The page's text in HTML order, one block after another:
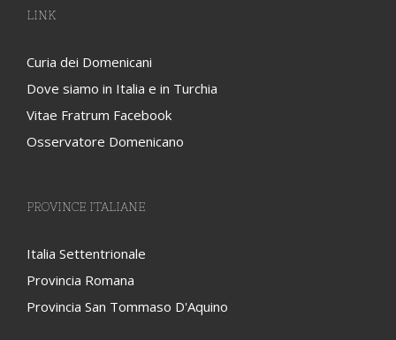
LINK
Curia dei Domenicani
Dove siamo in Italia e in Turchia
Vitae Fratrum Facebook
Osservatore Domenicano
PROVINCE ITALIANE
Italia Settentrionale
Provincia Romana
Provincia San Tommaso D'Aquino